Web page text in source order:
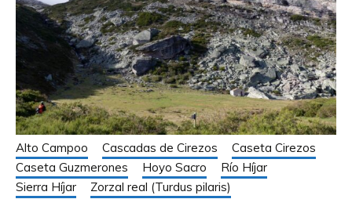
Alto Campoo Cascadas de Cirezos
Caseta Cirezos
Caseta Guzmerones
Hoyo Sacro
Río Híjar
Sierra Híjar
Zorzal real (Turdus pilaris)